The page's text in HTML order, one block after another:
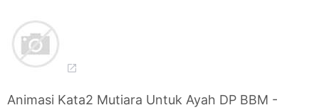
Animasi Kata2 Mutiara Untuk Ayah DP BBM -